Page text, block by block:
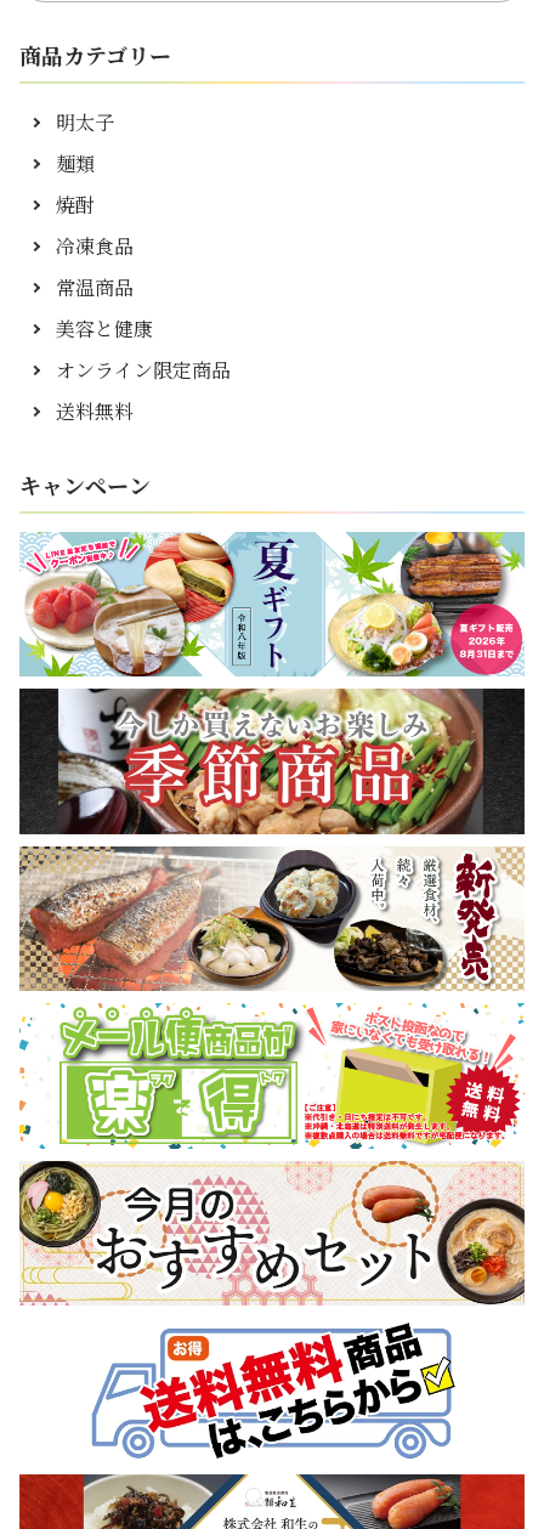
商品カテゴリー
明太子
麺類
焼酎
冷凍食品
常温商品
美容と健康
オンライン限定商品
送料無料
キャンペーン